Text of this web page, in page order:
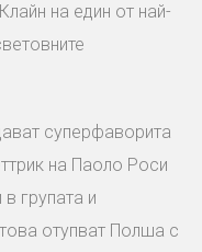
на един от най-
суперфаворита
на Паоло Роси
групата и
отупват Полша с